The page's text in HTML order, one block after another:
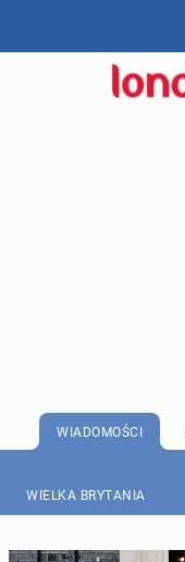
WIADOMOŚCI
WIELKA BRYTANIA